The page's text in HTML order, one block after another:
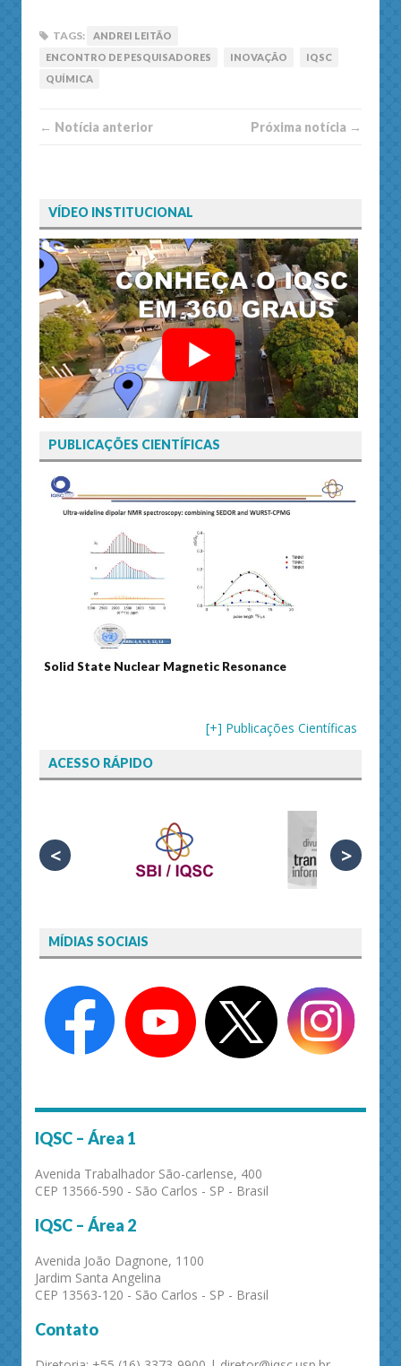
TAGS:
ANDREI LEITÃO
ENCONTRO DE PESQUISADORES
INOVAÇÃO
IQSC
QUÍMICA
← Notí­cia anterior Próxima notí­­cia →
VÍDEO INSTITUCIONAL
PUBLICAÇÕES CIENTÍFICAS
Solid State Nuclear Magnetic Resonance
[+] Publicações Científicas
ACESSO RÁPIDO
< >
MÍDIAS SOCIAIS
IQSC – Área 1
Avenida Trabalhador São-carlense, 400
CEP 13566-590 - São Carlos - SP - Brasil
IQSC – Área 2
Avenida João Dagnone, 1100
Jardim Santa Angelina
CEP 13563-120 - São Carlos - SP - Brasil
Contato